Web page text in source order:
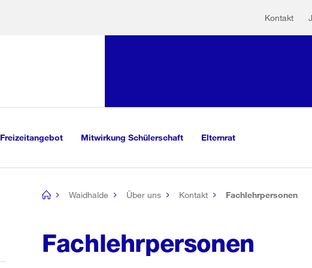
Kontakt
Freizeitangebot Mitwirkung Schülerschaft Elternrat
[no
Waidhalde Über uns Kontakt Fachlehrpersonen
Fachlehrpersonen